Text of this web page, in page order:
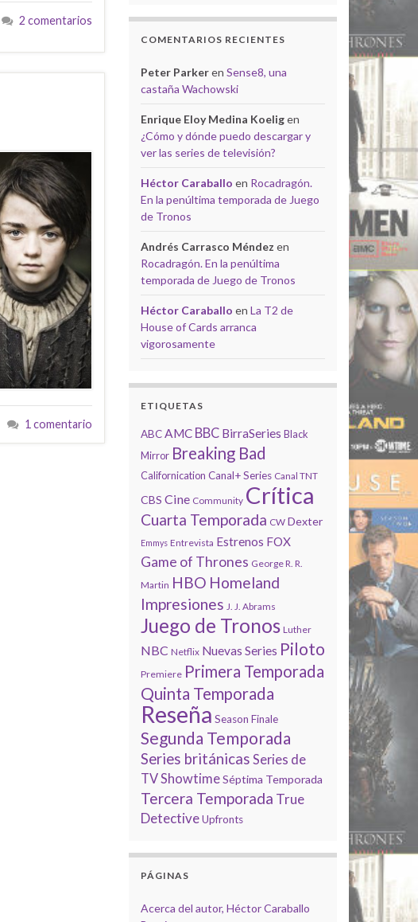
2 comentarios
1 comentario
COMENTARIOS RECIENTES
Peter Parkeren Sense8, una
castaña Wachowski
Enrique Eloy Medina Koeligen
¿Cómo y dónde puedo descargar y
ver las series de televisión?
Héctor Caraballo en Rocadragón.
En la penúltima temporada de Juego
de Tronos
Andrés Carrasco Méndez en
Rocadragón. En la penúltima
temporada de Juego de Tronos
Héctor Caraballo en La T2 de
House of Cards arranca
vigorosamente
ETIQUETAS
ABC AMC BBC BirraSeries Black
Mirror Breaking Bad
Californication Canal+ Series Canal TNT
CBS Cine Community Crítica
Cuarta Temporada CW Dexter
Emmys Entrevista Estrenos FOX
Game of Thrones George R. R.
Martin HBO Homeland
Impresiones J. J. Abrams
Juego de Tronos Luther
NBC Netflix Nuevas Series Piloto
Premiere Primera Temporada
Quinta Temporada
Reseña Season Finale
Segunda Temporada
Series británicas Series de
TVShowtime Séptima Temporada
Tercera Temporada True
Detective Upfronts
PÁGINAS
Acerca del autor, Héctor Caraballo